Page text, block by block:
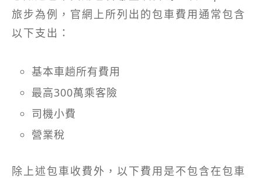
旅步為例，官網上所列出的包車費用通常包含
以下支出：
基本車趟所有費用
最高300萬乘客險
司機小費
營業稅
除上述包車收費外，以下費用是不包含在包車